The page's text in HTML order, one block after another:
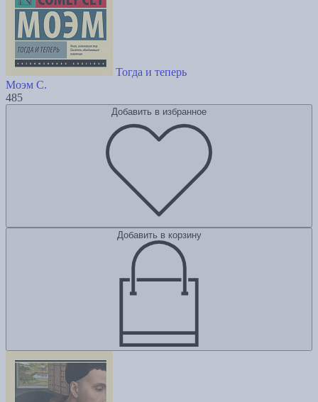
Тогда и теперь
Моэм С.
485
Добавить в избранное
Добавить в корзину